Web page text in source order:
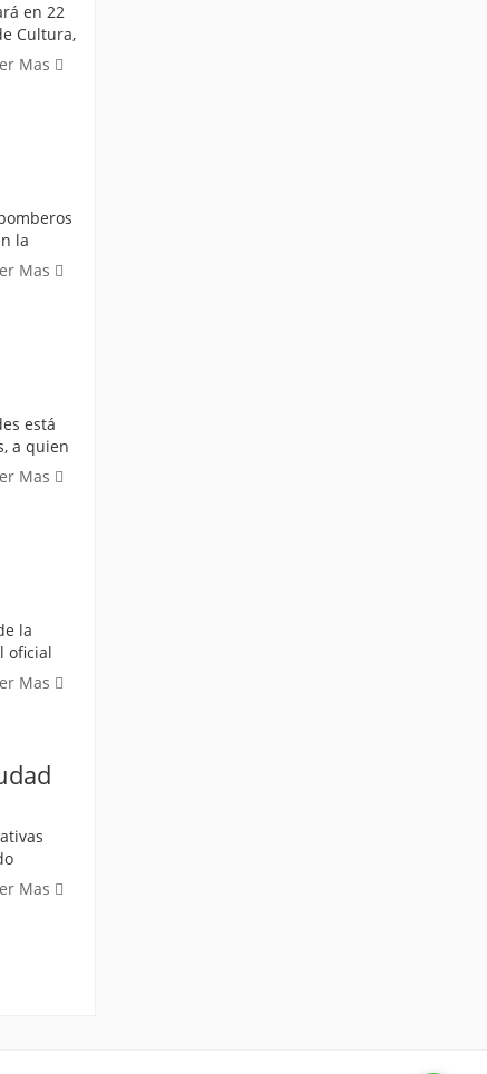
en 22
Cultura,
Mas
la
Mas
está
a quien
Mas
la
oficial
Mas
Mas